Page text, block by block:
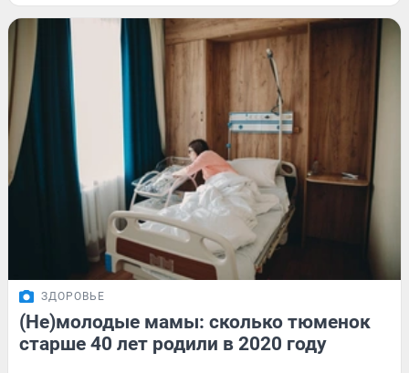
ЗДОРОВЬЕ
(Не)молодые мамы: сколько тюменок
старше 40 лет родили в 2020 году